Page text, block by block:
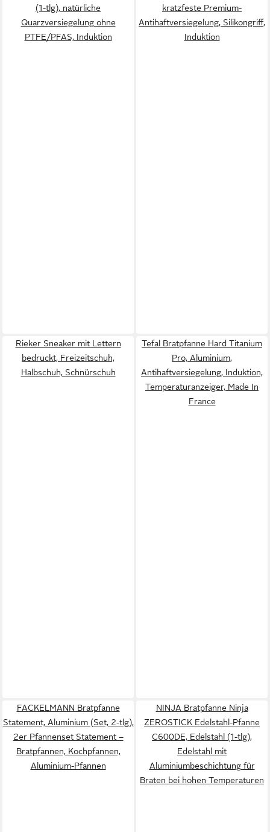
(1-tlg), natürliche
Quarzversiegelung ohne
PTFE/PFAS, Induktion
kratzfeste Premium-
Antihaftversiegelung, Silikongriff,
Induktion
Rieker Sneaker mit Lettern
bedruckt, Freizeitschuh,
Halbschuh, Schnürschuh
Tefal Bratpfanne Hard Titanium
Pro, Aluminium,
Antihaftversiegelung, Induktion,
Temperaturanzeiger, Made In
France
FACKELMANN Bratpfanne
Statement, Aluminium (Set, 2-tlg),
2er Pfannenset Statement –
Bratpfannen, Kochpfannen,
Aluminium-Pfannen
NINJA Bratpfanne Ninja
ZEROSTICK Edelstahl-Pfanne
C600DE, Edelstahl (1-tlg),
Edelstahl mit
Aluminiumbeschichtung für
Braten bei hohen Temperaturen